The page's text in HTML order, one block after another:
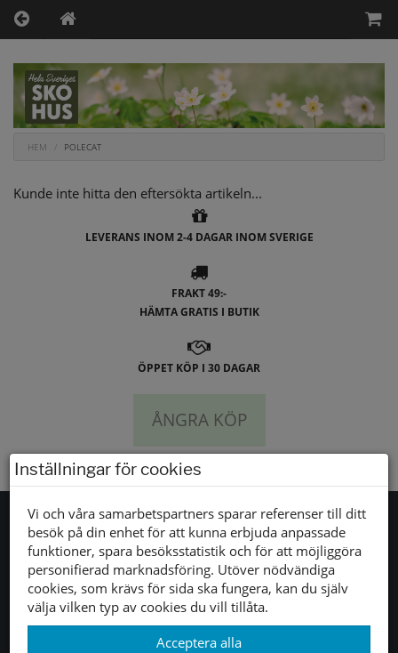
HEM POLECAT
Kunde inte hitta den eftersökta artikeln...
LEVERANS INOM 2-4 DAGAR INOM SVERIGE
FRAKT 49:-
HÄMTA GRATIS I BUTIK
ÖPPET KÖP I 30 DAGAR
ÅNGRA KÖP
Inställningar för cookies
Vi och våra samarbetspartners sparar referenser till ditt
besök på din enhet för att kunna erbjuda anpassade
funktioner, spara besöksstatistik och för att möjliggöra
personifierad marknadsföring. Utöver nödvändiga
cookies, som krävs för sida ska fungera, kan du själv
välja vilken typ av cookies du vill tillåta.
Acceptera alla
Tjänster
Allmänna villkor
Köpvillkor
Leveranser